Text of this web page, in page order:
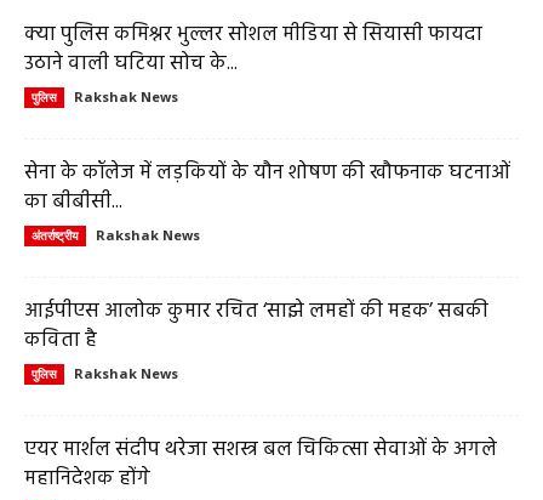
क्या पुलिस कमिश्नर भुल्लर सोशल मीडिया से सियासी फायदा
उठाने वाली घटिया सोच के...
पुलिस Rakshak News
सेना के कॉलेज में लड़कियों के यौन शोषण की खौफनाक घटनाओं
का बीबीसी...
अंतर्राष्ट्रीय Rakshak News
आईपीएस आलोक कुमार रचित ‘साझे लमहों की महक’ सबकी
कविता है
पुलिस Rakshak News
एयर मार्शल संदीप थरेजा सशस्त्र बल चिकित्सा सेवाओं के अगले
महानिदेशक होंगे